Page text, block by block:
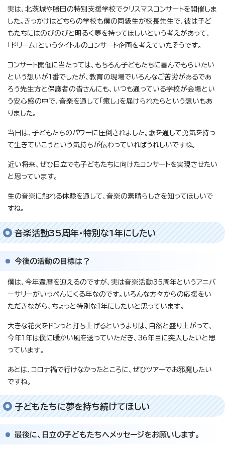
実は、北茨城や勝田の特別支援学校でクリスマスコンサートを開催しま
した。きっかけはどちらの学校も僕の同級生が校長先生で、彼は子ど
もたちにはのびのびと明るく夢を持ってほしいという考えがあって、
「ドリーム」というタイトルのコンサート企画を考えていたそうです。
コンサート開催に当たっては、もちろん子どもたちに喜んでもらいたい
という想いが1番でしたが、教育の現場でいろんなご苦労があるであ
ろう先生方と保護者の皆さんにも、いつも通っている学校が会場とい
う安心感の中で、音楽を通して「癒し」を届けられたらという想いもあ
りました。
当日は、子どもたちのパワーに圧倒されました。歌を通して勇気を持っ
て生きていこうという気持ちが伝わっていればうれしいですね。
近い将来、ぜひ日立でも子どもたちに向けたコンサートを実現させたい
と思っています。
生の音楽に触れる体験を通して、音楽の素晴らしさを知ってほしいで
すね。
音楽活動35周年・特別な1年にしたい
今後の活動の目標は？
僕は、今年還暦を迎えるのですが、実は音楽活動35周年というアニバ
ーサリーがいっぺんにくる年なのです。いろんな方々からの応援をい
ただきながら、ちょっと特別な1年にしたいと思っています。
大きな花火をドンっと打ち上げるというよりは、自然と盛り上がって、
今年1年は僕に暖かい風を送っていただき、36年目に突入したいと思
っています。
あとは、コロナ禍で行けなかったところに、ぜひツアーでお邪魔したい
ですね。
子どもたちに夢を持ち続けてほしい
最後に、日立の子どもたちへメッセージをお願いします。